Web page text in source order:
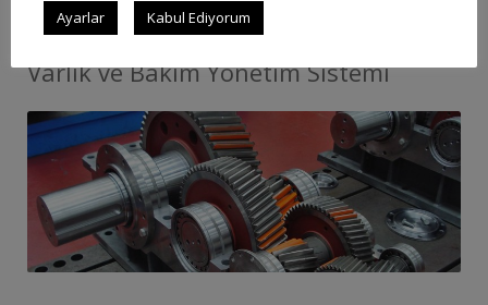
Varlık ve Bakım Yönetim Sistemi
Ayarlar Kabul Ediyorum